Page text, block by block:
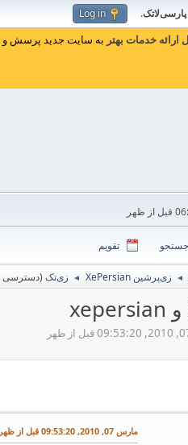
پارسی‌لاتک.
Log in
ارائه خدمات بهتر به سایت جدید پرسش و
جستجو تقویم
◄ زی‌پرشین XePersian ◄ زی‌تک (دسترسی
مارس 07, 2010, 09:53:20 قبل از ظهر